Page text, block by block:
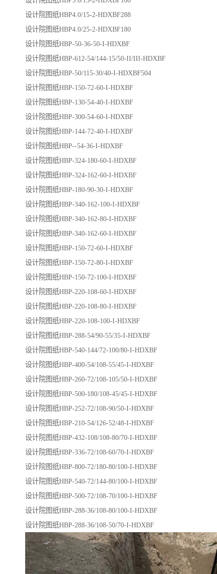
设计院图纸HBP4.0/15-2-HDXBF288
设计院图纸HBP4.0/25-2-HDXBF180
设计院图纸HBP-50-36-50-I-HDXBF
设计院图纸HBP-612-54/144-15/50-II/III-HDXBF
设计院图纸HBP-50/115-30/40-I-HDXBF504
设计院图纸HBP-150-72-60-I-HDXBF
设计院图纸HBP-130-54-40-I-HDXBF
设计院图纸HBP-300-54-60-I-HDXBF
设计院图纸HBP-144-72-40-I-HDXBF
设计院图纸HBP--54-36-I-HDXBF
设计院图纸HBP-324-180-60-I-HDXBF
设计院图纸HBP-324-162-60-I-HDXBF
设计院图纸HBP-180-90-30-I-HDXBF
设计院图纸HBP-340-162-100-I-HDXBF
设计院图纸HBP-340-162-80-I-HDXBF
设计院图纸HBP-340-162-60-I-HDXBF
设计院图纸HBP-150-72-60-I-HDXBF
设计院图纸HBP-150-72-80-I-HDXBF
设计院图纸HBP-150-72-100-I-HDXBF
设计院图纸HBP-220-108-60-I-HDXBF
设计院图纸HBP-220-108-80-I-HDXBF
设计院图纸HBP-220-108-100-I-HDXBF
设计院图纸HBP-288-54/90-55/35-I-HDXBF
设计院图纸HBP-540-144/72-100/80-I-HDXBF
设计院图纸HBP-400-54/108-55/45-I-HDXBF
设计院图纸HBP-260-72/108-105/50-I-HDXBF
设计院图纸HBP-500-180/108-45/45-I-HDXBF
设计院图纸HBP-252-72/108-90/50-I-HDXBF
设计院图纸HBP-210-54/126-52/48-I-HDXBF
设计院图纸HBP-432-108/108-80/70-I-HDXBF
设计院图纸HBP-336-72/108-60/70-I-HDXBF
设计院图纸HBP-800-72/180-80/100-I-HDXBF
设计院图纸HBP-540-72/144-80/100-I-HDXBF
设计院图纸HBP-500-72/108-70/100-I-HDXBF
设计院图纸HBP-288-36/108-80/100-I-HDXBF
设计院图纸HBP-288-36/108-50/70-I-HDXBF